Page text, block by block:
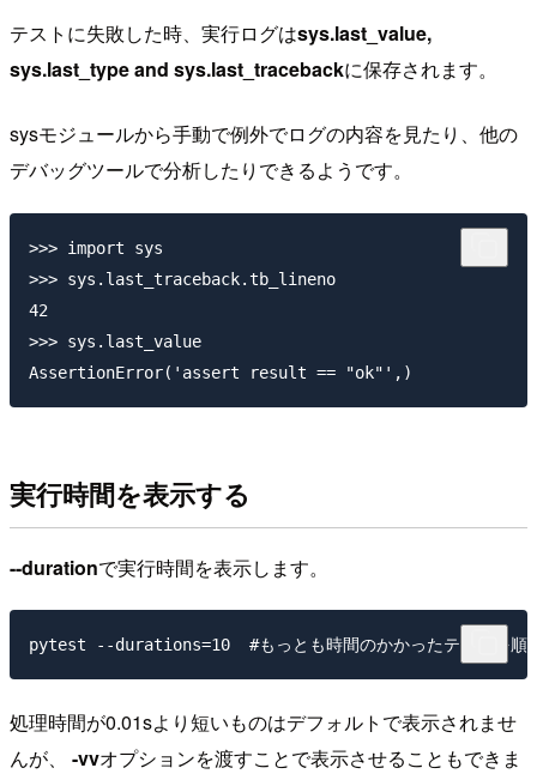
テストに失敗した時、実行ログはsys.last_value,
sys.last_type and sys.last_tracebackに保存されます。
sysモジュールから手動で例外でログの内容を見たり、他の
デバッグツールで分析したりできるようです。
>>> import sys
>>> sys.last_traceback.tb_lineno
42
>>> sys.last_value
実行時間を表示する
--durationで実行時間を表示します。
処理時間が0.01sより短いものはデフォルトで表示されませ
んが、 -vvオプションを渡すことで表示させることもできま